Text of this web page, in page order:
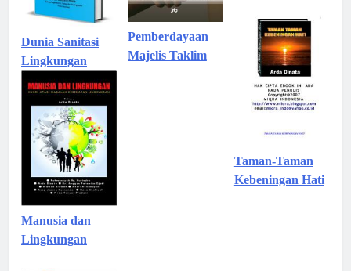
Dunia Sanitasi
Lingkungan
Manusia dan
Lingkungan
Pemberdayaan
Majelis Taklim
Taman-Taman
Kebeningan Hati